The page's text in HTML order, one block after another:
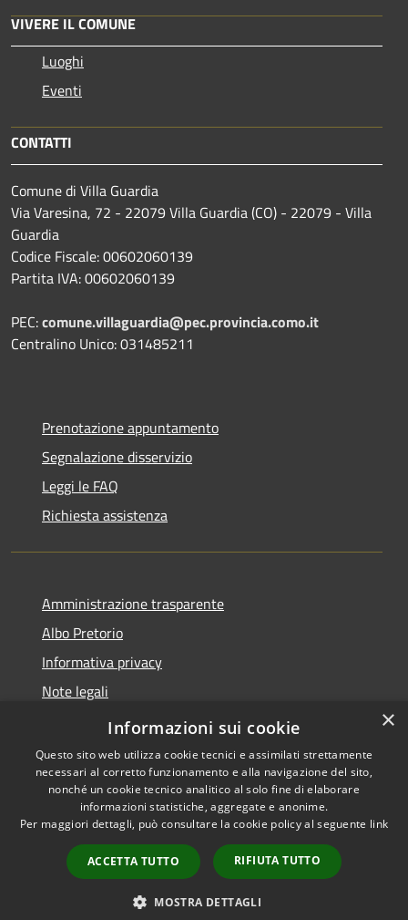
VIVERE IL COMUNE
Luoghi
Eventi
CONTATTI
Comune di Villa Guardia
Via Varesina, 72 - 22079 Villa Guardia (CO) - 22079 - Villa
Guardia
Codice Fiscale: 00602060139
Partita IVA: 00602060139
PEC:comune.villaguardia@pec.provincia.como.it
Centralino Unico: 031485211
Prenotazione appuntamento
Segnalazione disservizio
Leggi le FAQ
Richiesta assistenza
Amministrazione trasparente
Albo Pretorio
Informativa privacy
Note legali
Dichiarazione di accessibilità
Accessibilità
Copyright © 2026 • Comune di
Villa Guardia • Powered by
Municipium•
Accesso
redazione
×
Informazioni sui cookie
Questo sito web utilizza cookie tecnici e assimilati strettamente
necessari al corretto funzionamento e alla navigazione del sito,
nonché un cookie tecnico analitico al solo fine di elaborare
informazioni statistiche, aggregate e anonime.
Per maggiori dettagli, può consultare la cookie policy al seguente link
ACCETTA TUTTO RIFIUTA TUTTO
MOSTRA DETTAGLI